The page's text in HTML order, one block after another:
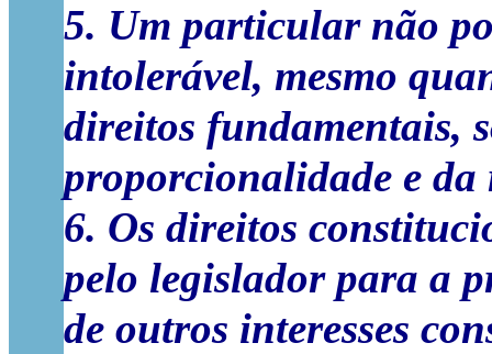
5. Um particular não
intolerável, mesmo
direitos fundamentais,
proporcionalidade e da
6. Os direitos
pelo legislador para a
de outros interesses